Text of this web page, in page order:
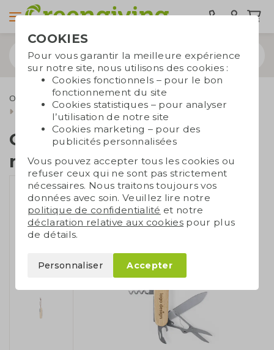
Outdoor & Loisirs
Couteaux de poche et outils
Couteau de poche multifonctionnel
Couteau de poche
multifonctionnel
COOKIES
Pour vous garantir la meilleure expérience
sur notre site, nous utilisons des cookies :
Cookies fonctionnels – pour le bon
fonctionnement du site
Cookies statistiques – pour analyser
l’utilisation de notre site
Cookies marketing – pour des
publicités personnalisées
Vous pouvez accepter tous les cookies ou
refuser ceux qui ne sont pas strictement
nécessaires. Nous traitons toujours vos
données avec soin. Veuillez lire notre
politique de confidentialité et notre
déclaration relative aux cookies pour plus
de détails.
Personnaliser Accepter